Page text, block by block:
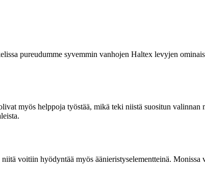
pureudumme syvemmin vanhojen Haltex levyjen
myös helppoja työstää, mikä teki niistä suositun valinnan
voitiin hyödyntää myös äänieristyselementteinä. Monissa